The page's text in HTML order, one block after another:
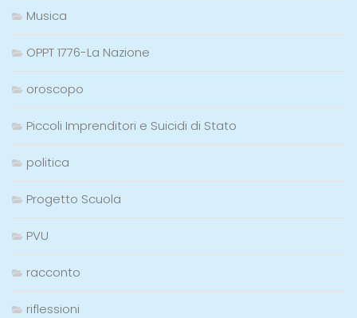
Musica
OPPT 1776-La Nazione
oroscopo
Piccoli Imprenditori e Suicidi di Stato
politica
Progetto Scuola
PVU
racconto
riflessioni